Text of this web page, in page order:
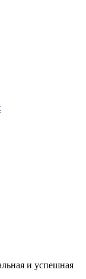
и успешная